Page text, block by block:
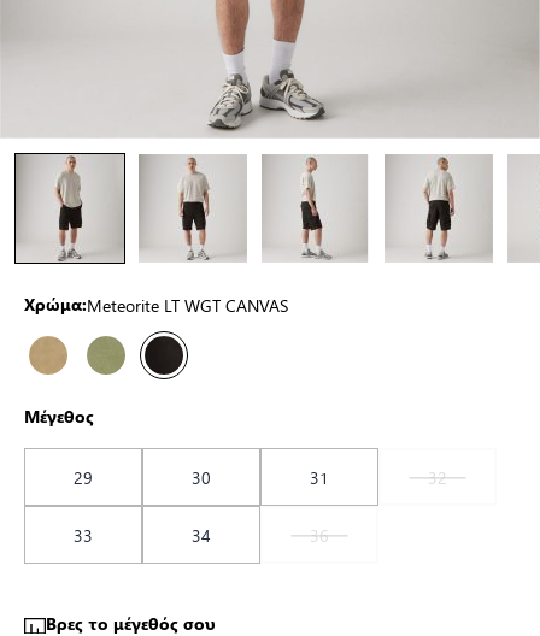
Χρώμα:Meteorite LT WGT CANVAS
Μέγεθος
29 30 31
32
33
34 36
Βρες το μέγεθός σου